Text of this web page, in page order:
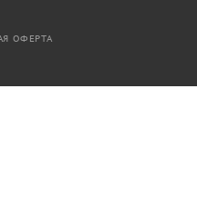
ОФЕРТА